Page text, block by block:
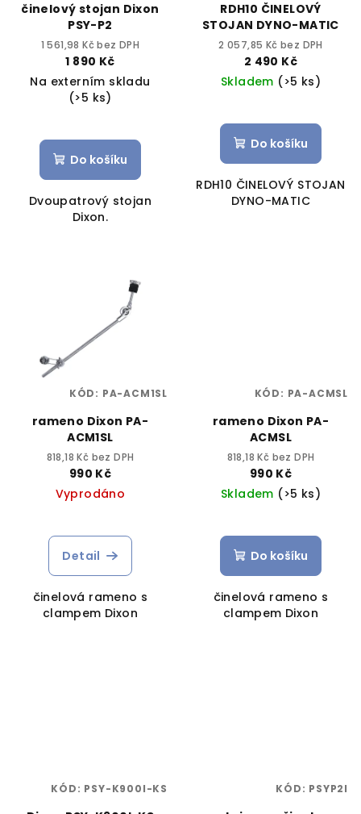
činelový stojan Dixon
PSY-P2
1 561,98 Kč bez DPH
1 890 Kč
Na externím skladu
(>5 ks)
Do košíku
Dvoupatrový stojan
Dixon.
RDH10 ČINELOVÝ
STOJAN DYNO-MATIC
2 057,85 Kč bez DPH
2 490 Kč
Skladem (>5 ks)
Do košíku
RDH10 ČINELOVÝ STOJAN
DYNO-MATIC
rameno Dixon PA-
ACM1SL
818,18 Kč bez DPH
990 Kč
Vyprodáno
Detail
činelová rameno s
clampem Dixon
KÓD: PA-ACM1SL
rameno Dixon PA-
ACMSL
818,18 Kč bez DPH
990 Kč
Skladem (>5 ks)
Do košíku
činelová rameno s
clampem Dixon
KÓD: PA-ACMSL
KÓD: PSY-K900I-KS KÓD: PSYP2I